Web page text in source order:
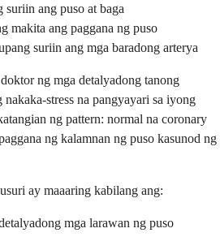
ang puso at baga
makita ang paggana ng puso
suriin ang mga baradong arterya
ng mga detalyadong tanong
stress na pangyayari sa iyong
ng pattern: normal na coronary
ng kalamnan ng puso kasunod ng
ay maaaring kabilang ang:
mga larawan ng puso